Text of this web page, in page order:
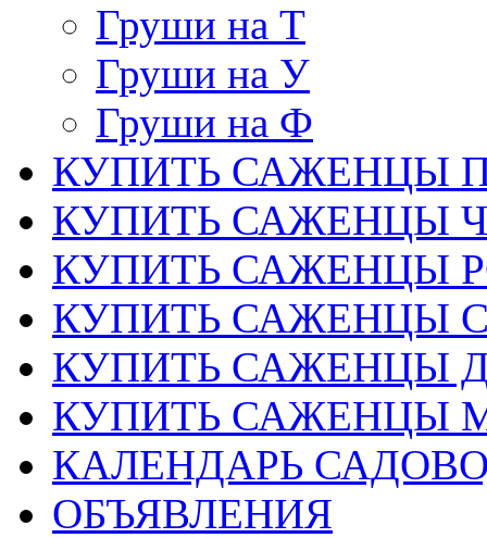
Груши на Т
Груши на У
Груши на Ф
КУПИТЬ САЖЕНЦЫ
КУПИТЬ САЖЕНЦЫ
КУПИТЬ САЖЕНЦЫ
КУПИТЬ САЖЕНЦЫ
КУПИТЬ САЖЕНЦЫ
КУПИТЬ САЖЕНЦЫ
КАЛЕНДАРЬ
ОБЪЯВЛЕНИЯ